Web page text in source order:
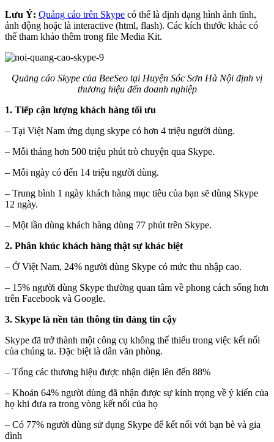
Lưu Ý: Quảng cáo trên Skype có thể là định dạng hình ảnh tĩnh,
ảnh động hoặc là interactive (html, flash). Các kích thước khác có
thể tham khảo thêm trong file Media Kit.
Quảng cáo Skype của BeeSeo tại Huyện Sóc Sơn Hà Nội định vị
thương hiệu đến doanh nghiệp
1. Tiếp cận lượng khách hàng tối ưu
– Tại Việt Nam ứng dụng skype có hơn 4 triệu người dùng.
– Mỗi tháng hơn 500 triệu phút trò chuyện qua Skype.
– Mỗi ngày có đến 14 triệu người dùng.
– Trung bình 1 ngày khách hàng mục tiêu của bạn sẽ dùng Skype
12 ngày.
– Một lần dùng khách hàng dùng 77 phút trên Skype.
2. Phân khúc khách hàng thật sự khác biệt
– Ở Việt Nam, 24% người dùng Skype có mức thu nhập cao.
– 15% người dùng Skype thường quan tâm về phong cách sống hơn
trên Facebook và Google.
3. Skype là nền tản thông tin đáng tin cậy
Skype đã trở thành một công cụ không thể thiếu trong việc kết nối
của chúng ta. Đặc biệt là dân văn phòng.
– Tổng các thương hiệu được nhận diện lên đến 88%
– Khoản 64% người dùng đã nhận được sự kính trọng về ý kiến của
họ khi đưa ra trong vòng kết nối của họ
– Có 77% người dùng sử dụng Skype để kết nối với bạn bè và gia
đình